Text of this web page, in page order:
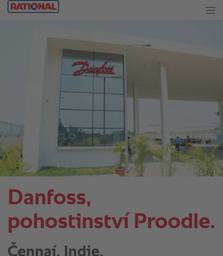
Danfoss,
pohostinství Proodle.
Čennaí, Indie.